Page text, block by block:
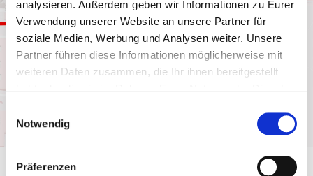
analysieren. Außerdem geben wir Informationen zu Eurer
Verwendung unserer Website an unsere Partner für
soziale Medien, Werbung und Analysen weiter. Unsere
Partner führen diese Informationen möglicherweise mit
weiteren Daten zusammen, die Ihr ihnen bereitgestellt
Notwendig
Präferenzen
Google Maps-Karte anschauen